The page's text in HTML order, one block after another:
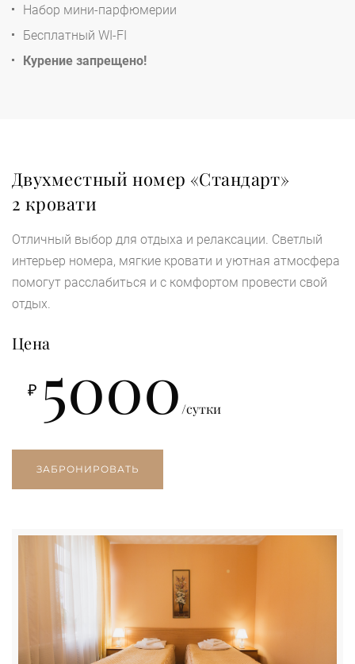
Набор мини-парфюмерии
Бесплатный WI-FI
Курение запрещено!
Двухместный номер «Стандарт»
2 кровати
Отличный выбор для отдыха и релаксации. Светлый
интерьер номера, мягкие кровати и уютная атмосфера
помогут расслабиться и с комфортом провести свой
отдых.
Цена
₽ 5000 /сутки
ЗАБРОНИРОВАТЬ